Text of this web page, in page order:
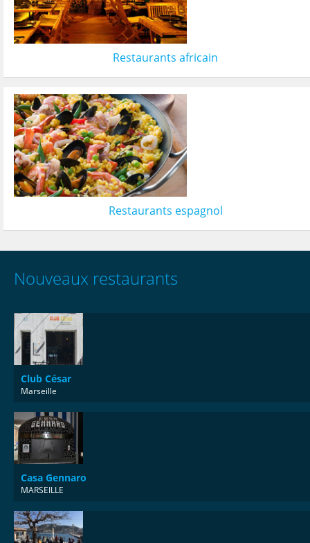
Restaurants africain
Restaurants espagnol
Nouveaux restaurants
Club César
Marseille
Casa Gennaro
MARSEILLE